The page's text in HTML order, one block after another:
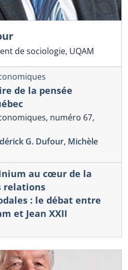
de sociologie, UQAM
de la pensée
numéro 67,
G. Dufour, Michèle
au cœur de la
relations
: le débat entre
et Jean XXII